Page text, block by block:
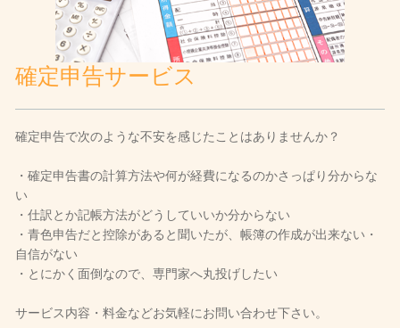
確定申告サービス
確定申告で次のような不安を感じたことはありませんか？
・確定申告書の計算方法や何が経費になるのかさっぱり分からな
い
・仕訳とか記帳方法がどうしていいか分からない
・青色申告だと控除があると聞いたが、帳簿の作成が出来ない・
自信がない
・とにかく面倒なので、専門家へ丸投げしたい
サービス内容・料金などお気軽にお問い合わせ下さい。